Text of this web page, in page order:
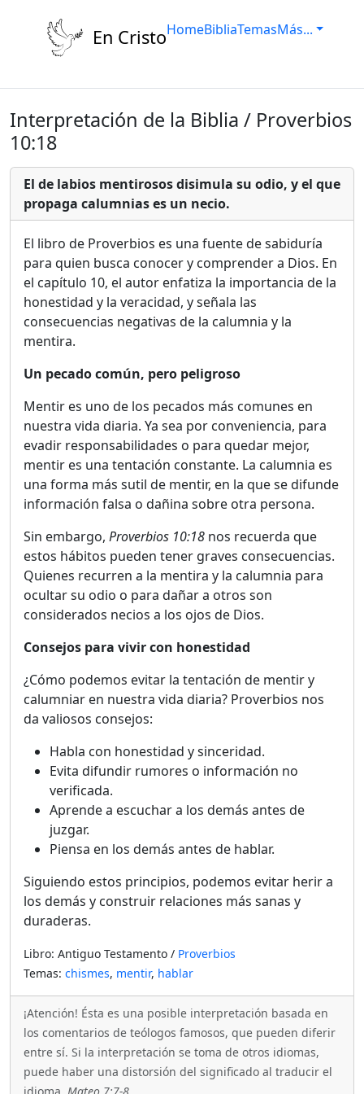
En CristoHomeBibliaTemasMás...
Interpretación de la Biblia / Proverbios
10:18
El de labios mentirosos disimula su odio, y el que
propaga calumnias es un necio.
El libro de Proverbios es una fuente de sabiduría
para quien busca conocer y comprender a Dios. En
el capítulo 10, el autor enfatiza la importancia de la
honestidad y la veracidad, y señala las
consecuencias negativas de la calumnia y la
mentira.
Un pecado común, pero peligroso
Mentir es uno de los pecados más comunes en
nuestra vida diaria. Ya sea por conveniencia, para
evadir responsabilidades o para quedar mejor,
mentir es una tentación constante. La calumnia es
una forma más sutil de mentir, en la que se difunde
información falsa o dañina sobre otra persona.
Sin embargo, Proverbios 10:18 nos recuerda que
estos hábitos pueden tener graves consecuencias.
Quienes recurren a la mentira y la calumnia para
ocultar su odio o para dañar a otros son
considerados necios a los ojos de Dios.
Consejos para vivir con honestidad
¿Cómo podemos evitar la tentación de mentir y
calumniar en nuestra vida diaria? Proverbios nos
da valiosos consejos:
Habla con honestidad y sinceridad.
Evita difundir rumores o información no
verificada.
Aprende a escuchar a los demás antes de
juzgar.
Piensa en los demás antes de hablar.
Siguiendo estos principios, podemos evitar herir a
los demás y construir relaciones más sanas y
duraderas.
Libro: Antiguo Testamento / Proverbios
Temas: chismes, mentir, hablar
¡Atención! Ésta es una posible interpretación basada en
los comentarios de teólogos famosos, que pueden diferir
entre sí. Si la interpretación se toma de otros idiomas,
puede haber una distorsión del significado al traducir el